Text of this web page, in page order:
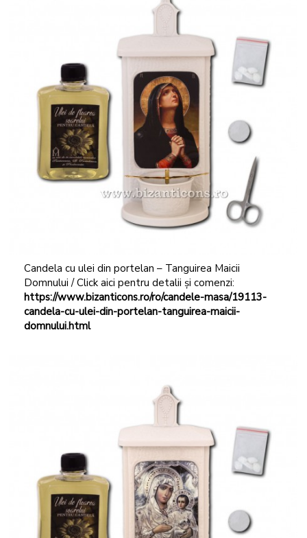
Candela cu ulei din portelan – Tanguirea Maicii
Domnului / Click aici pentru detalii și comenzi:
https://www.bizanticons.ro/ro/candele-masa/19113-
candela-cu-ulei-din-portelan-tanguirea-maicii-
domnului.html